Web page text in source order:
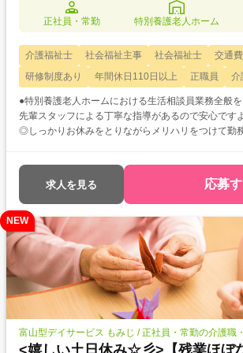
正社員・常勤 特別養護老人ホーム
介護福祉士 社会福祉主事 社会福祉士 交通
研修制度あり
年間休日110日以上 正職員 介
●特別養護老人ホームにおける生活相談員業務全般
先輩スタッフによる丁寧な指導があるので安心です
◎しっかりお休みをとりながらメリハリをつけて勤
求人を見る 応募
NEW
富山型デイサービス もみじ / 正社員・常勤の介護職